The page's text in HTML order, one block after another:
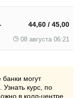
44,60 / 45,00
08 августа 06:21
могут
Узнать курс, по
в колл-центре